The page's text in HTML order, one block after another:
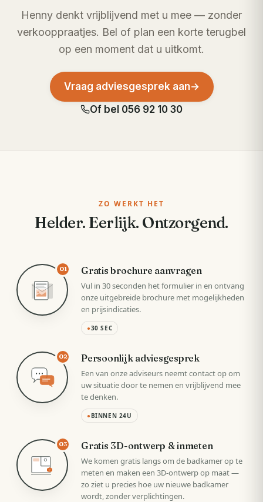
Henny denkt vrijblijvend met u mee — zonder
verkooppraatjes. Bel of plan een korte terugbel
op een moment dat u uitkomt.
Vraag adviesgesprek aan→
Of bel 056 92 10 30
ZO WERKT HET
Helder. Eerlijk. Ontzorgend.
01 Gratis brochure aanvragen
Vul in 30 seconden het formulier in en ontvang
onze uitgebreide brochure met mogelijkheden
en prijsindicaties.
●30 SEC
02 Persoonlijk adviesgesprek
Een van onze adviseurs neemt contact op om
uw situatie door te nemen en vrijblijvend mee
te denken.
● BINNEN 24U
03 Gratis 3D-ontwerp & inmeten
We komen gratis langs om de badkamer op te
meten en maken een 3D-ontwerp op maat —
zo ziet u precies hoe uw nieuwe badkamer
wordt, zonder verplichtingen.